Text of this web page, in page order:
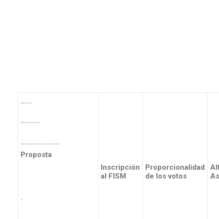
……
……….
……..…………
Proposta
.
Inscripción
al FISM
Proporcionalidad
de los votos